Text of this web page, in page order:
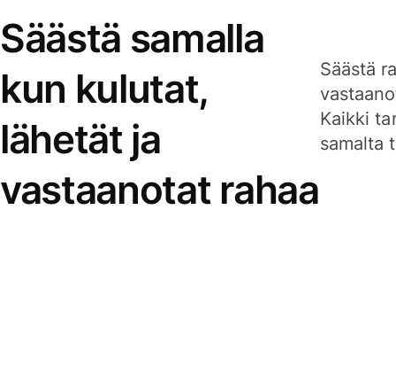
Säästä samalla
kun kulutat,
lähetät ja
vastaanotat rahaa
Säästä
Kaikki
samalta